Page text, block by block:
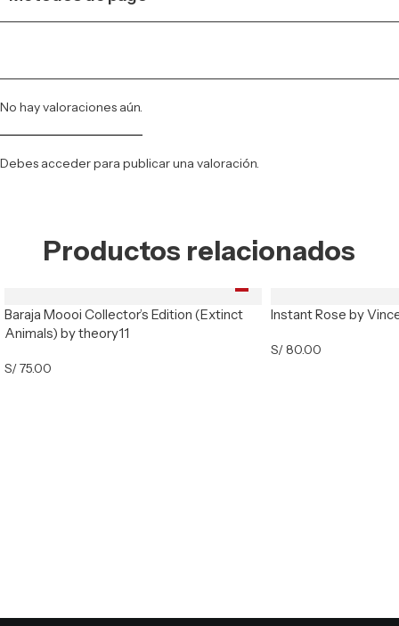
No hay valoraciones aún.
Debes accederpara publicar una valoración.
Productos relacionados
Baraja Moooi Collector’s Edition (Extinct
Animals) by theory11
S/75.00
Instant Rose by
S/80.00